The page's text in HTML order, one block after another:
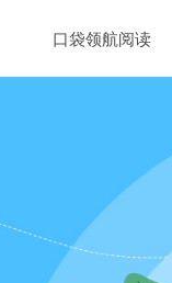
口袋领航阅读